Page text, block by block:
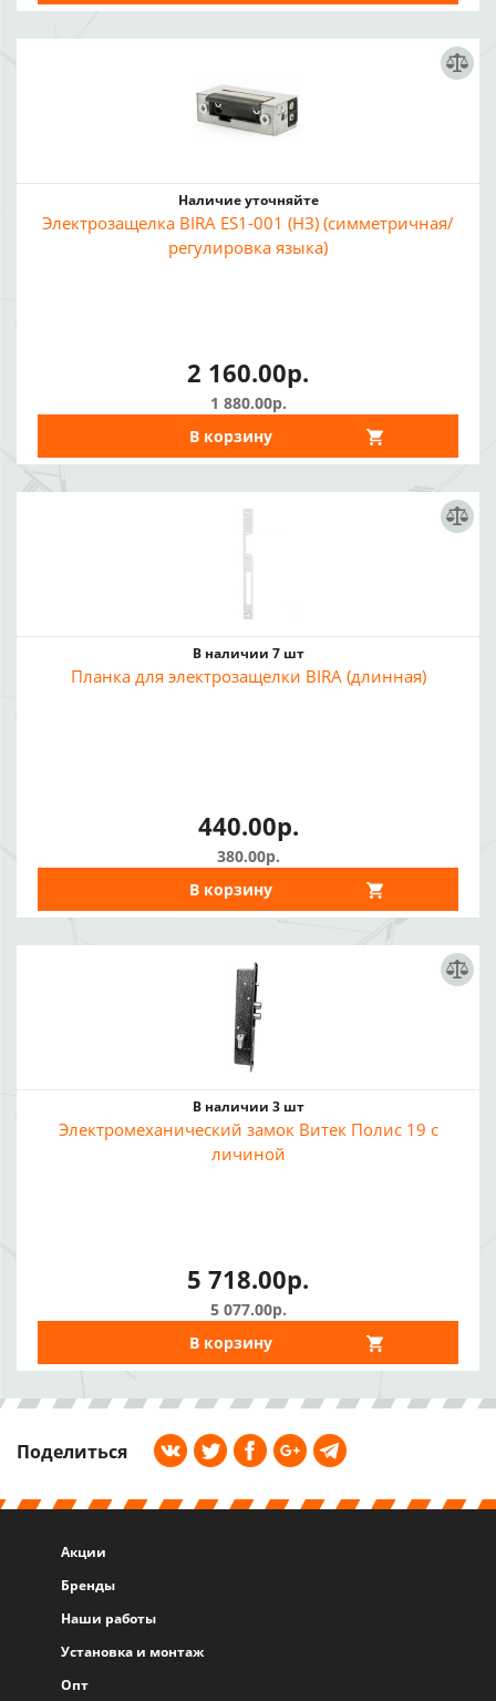
Наличие уточняйте
Электрозащелка BIRA ES1-001 (НЗ) (симметричная/
регулировка языка)
2 160.00р.
1 880.00р.
В корзину
В наличии 7 шт
Планка для электрозащелки BIRA (длинная)
440.00р.
380.00р.
В корзину
В наличии 3 шт
Электромеханический замок Витек Полис 19 с
личиной
5 718.00р.
5 077.00р.
В корзину
Поделиться
Акции
Бренды
Наши работы
Установка и монтаж
Опт